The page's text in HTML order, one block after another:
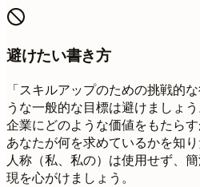
避けたい書き方
「スキルアップのための挑戦的
うな一般的な目標は避けましょ
企業にどのような価値をもたら
あなたが何を求めているかを知
人称（私、私の）は使用せず、
現を心がけましょう。